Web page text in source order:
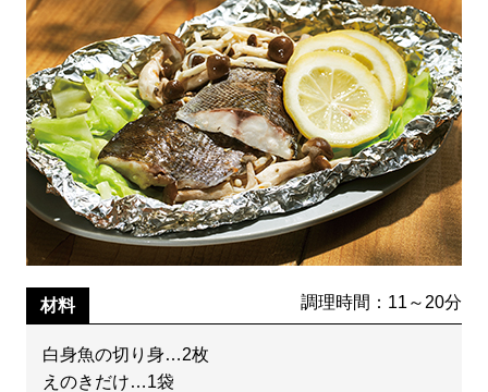
材料 調理時間：11～20分
白身魚の切り身…2枚
えのきだけ…1袋